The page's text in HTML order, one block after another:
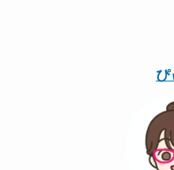
ぴ